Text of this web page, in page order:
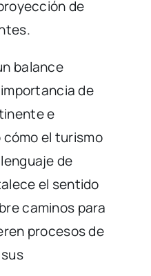
de
balance
de
e
cómo el turismo
de
el sentido
caminos para
procesos de